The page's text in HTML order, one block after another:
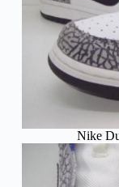
Nike